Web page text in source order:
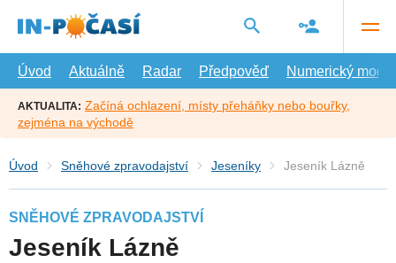
hlavní
Úvod
Aktuálně Radar Předpověď Numerický model
AKTUALITA: Začíná ochlazení, místy přeháňky nebo bouřky,
zejména na východě
Úvod Sněhové zpravodajství Jeseníky Jeseník Lázně
SNĚHOVÉ ZPRAVODAJSTVÍ
Jeseník Lázně